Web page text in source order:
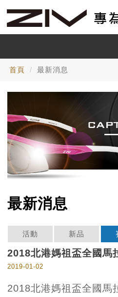
首頁 最新消息
最新消息
活動 新品
2018北港媽祖盃全國馬
2019-01-02
2018北港媽祖盃全國馬